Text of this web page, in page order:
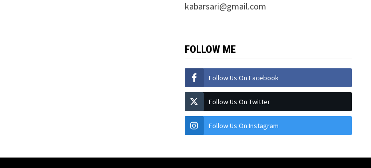
kabarsari@gmail.com
FOLLOW ME
Follow Us On Facebook
Follow Us On Twitter
Follow Us On Instagram